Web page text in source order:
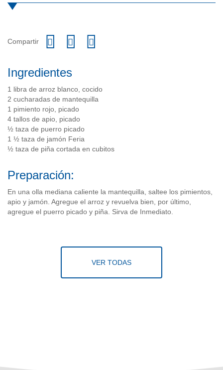
Compartir
Ingredientes
1 libra de arroz blanco, cocido
2 cucharadas de mantequilla
1 pimiento rojo, picado
4 tallos de apio, picado
½ taza de puerro picado
1 ½ taza de jamón Feria
½ taza de piña cortada en cubitos
Preparación:
En una olla mediana caliente la mantequilla, saltee los pimientos,
apio y jamón. Agregue el arroz y revuelva bien, por último,
agregue el puerro picado y piña. Sirva de Inmediato.
VER TODAS